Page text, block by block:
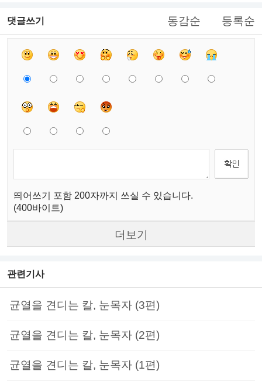
댓글쓰기 동감순 등록순
띄어쓰기 포함 200자까지 쓰실 수 있습니다.
(400바이트)
더보기
관련기사
균열을 견디는 칼, 눈목자 (3편)
균열을 견디는 칼, 눈목자 (2편)
균열을 견디는 칼, 눈목자 (1편)